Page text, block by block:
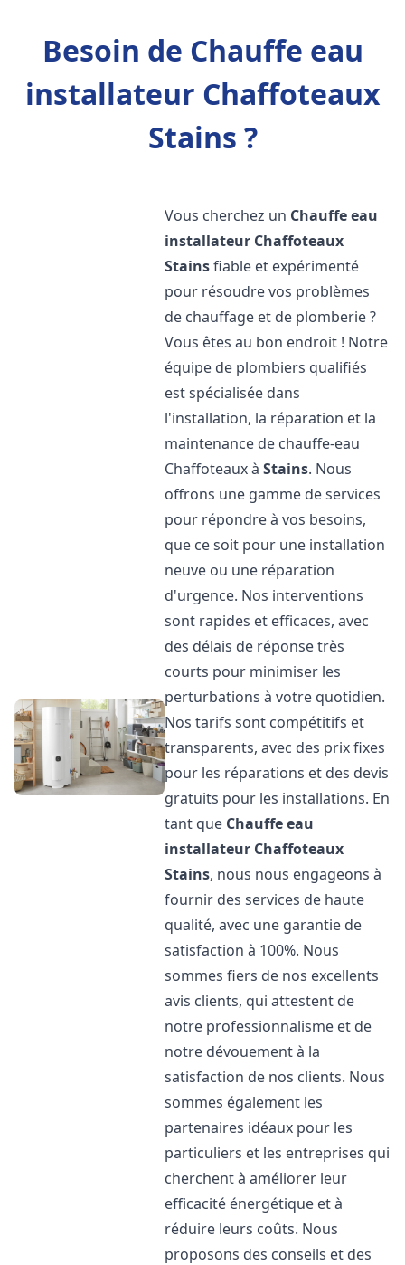
Besoin de Chauffe eau
installateur Chaffoteaux
Stains ?
Vous cherchez un Chauffe eau
installateur Chaffoteaux
Stainsfiable et expérimenté
pour résoudre vos problèmes
de chauffage et de plomberie ?
Vous êtes au bon endroit ! Notre
équipe de plombiers qualifiés
est spécialisée dans
l'installation, la réparation et la
maintenance de chauffe-eau
Chaffoteaux àStains. Nous
offrons une gamme de services
pour répondre à vos besoins,
que ce soit pour une installation
neuve ou une réparation
d'urgence. Nos interventions
sont rapides et efficaces, avec
des délais de réponse très
courts pour minimiser les
perturbations à votre quotidien.
Nos tarifs sont compétitifs et
transparents, avec des prix fixes
pour les réparations et des devis
gratuits pour les installations. En
tant que Chauffe eau
installateur Chaffoteaux
Stains, nous nous engageons à
fournir des services de haute
qualité, avec une garantie de
satisfaction à 100%. Nous
sommes fiers de nos excellents
avis clients, qui attestent de
notre professionnalisme et de
notre dévouement à la
satisfaction de nos clients. Nous
sommes également les
partenaires idéaux pour les
particuliers et les entreprises qui
cherchent à améliorer leur
efficacité énergétique et à
réduire leurs coûts. Nous
proposons des conseils et des